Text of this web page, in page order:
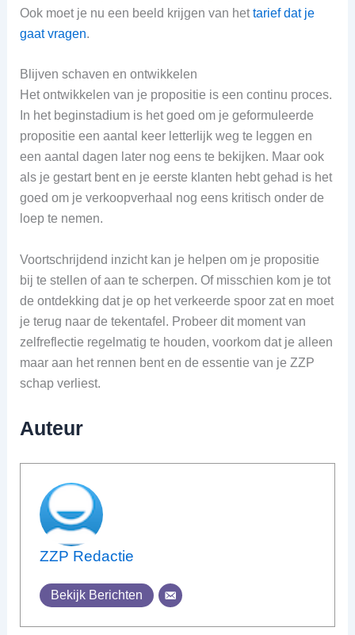
Ook moet je nu een beeld krijgen van hettarief dat je
gaat vragen.
Blijven schaven en ontwikkelen
Het ontwikkelen van je propositie is een continu proces.
In het beginstadium is het goed om je geformuleerde
propositie een aantal keer letterlijk weg te leggen en
een aantal dagen later nog eens te bekijken. Maar ook
als je gestart bent en je eerste klanten hebt gehad is het
goed om je verkoopverhaal nog eens kritisch onder de
loep te nemen.
Voortschrijdend inzicht kan je helpen om je propositie
bij te stellen of aan te scherpen. Of misschien kom je tot
de ontdekking dat je op het verkeerde spoor zat en moet
je terug naar de tekentafel. Probeer dit moment van
zelfreflectie regelmatig te houden, voorkom dat je alleen
maar aan het rennen bent en de essentie van je ZZP
schap verliest.
Auteur
ZZP Redactie
Bekijk Berichten